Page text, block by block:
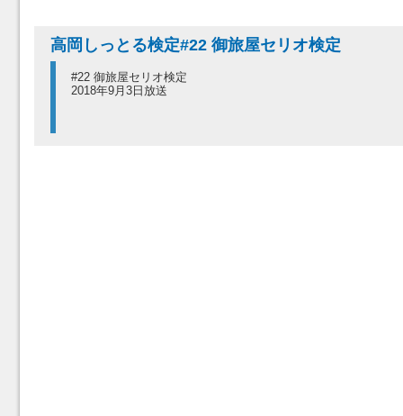
高岡しっとる検定#22 御旅屋セリオ検定
#22 御旅屋セリオ検定
2018年9月3日放送